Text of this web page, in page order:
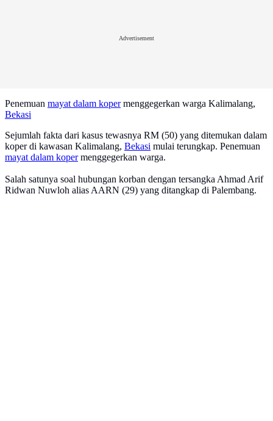
Advertisement
Penemuan mayat dalam kopermenggegerkan warga Kalimalang,
Bekasi
Sejumlah fakta dari kasus tewasnya RM (50) yang ditemukan dalam
koper di kawasan Kalimalang, Bekasi mulai terungkap. Penemuan
mayat dalam kopermenggegerkan warga.
Salah satunya soal hubungan korban dengan tersangka Ahmad Arif
Ridwan Nuwloh alias AARN (29) yang ditangkap di Palembang.